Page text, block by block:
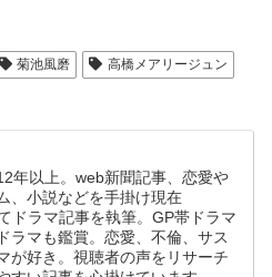
菊池風磨
高橋メアリージュン
年以上。web新聞記事、恋愛や
、小説などを手掛け現在
ドラマ記事を執筆。GP帯ドラマ
ラマも鑑賞。恋愛、不倫、サス
が好き。視聴者の声をリサーチ